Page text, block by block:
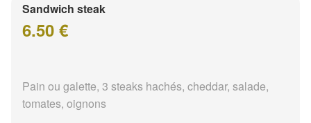
Sandwich steak
6.50 €
Pain ou galette, 3 steaks hachés, cheddar, salade,
tomates, oignons